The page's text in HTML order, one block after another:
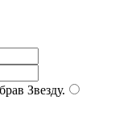
Звезду.